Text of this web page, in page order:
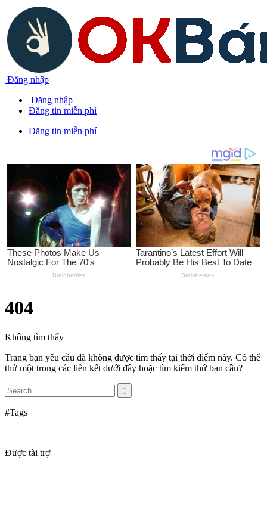
Đăng nhập
Đăng nhập
Đăng tin miễn phí
Đăng tin miễn phí
404
Không tìm thấy
Trang bạn yêu cầu đã không được tìm thấy tại thời điểm này. Có thể
thử một trong các liên kết dưới đây hoặc tìm kiếm thứ bạn cần?
#Tags
Được tài trợ